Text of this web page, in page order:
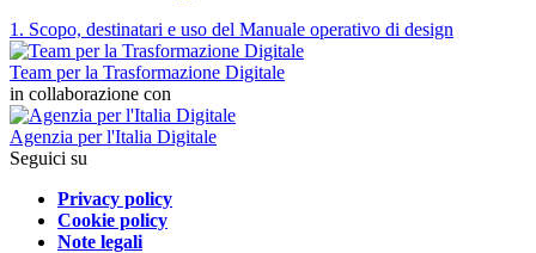
1. Scopo, destinatari e uso del Manuale operativo di design
Team per la Trasformazione Digitale
in collaborazione con
Agenzia per l'Italia Digitale
Seguici su
Privacy policy
Cookie policy
Note legali